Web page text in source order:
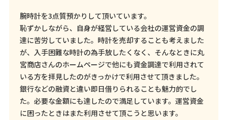
腕時計を3点質預かりして頂いています。
恥ずかしながら、自身が経営している会社の運営資金の調
達に苦労していました。時計を売却することも考えました
が、入手困難な時計の為手放したくなく、そんなときに丸
宮商店さんのホームページで他にも資金調達で利用されて
いる方を拝見したのがきっかけで利用させて頂きました。
銀行などの融資と違い即日借りられることも魅力的でし
た。必要な金額にも達したので満足しています。運営資金
に困ったときはまた利用させて頂こうと思います。